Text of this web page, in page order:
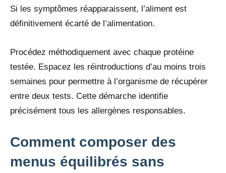
Si les symptômes réapparaissent, l’aliment est
définitivement écarté de l’alimentation.
Procédez méthodiquement avec chaque protéine
testée. Espacez les réintroductions d’au moins trois
semaines pour permettre à l’organisme de récupérer
entre deux tests. Cette démarche identifie
précisément tous les allergènes responsables.
Comment composer des
menus équilibrés sans